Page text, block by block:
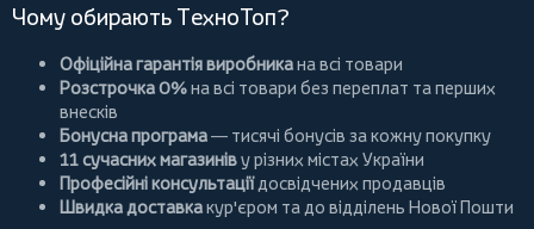
Чому обирають ТехноТоп?
Офіційна гарантія виробникана всі товари
Розстрочка 0%на всі товари без переплат та перших
внесків
Бонусна програма— тисячі бонусів за кожну покупку
11 сучасних магазиніву різних містах України
Професійні консультаціїдосвідчених продавців
Швидка доставкакур'єром та до відділень Нової Пошти